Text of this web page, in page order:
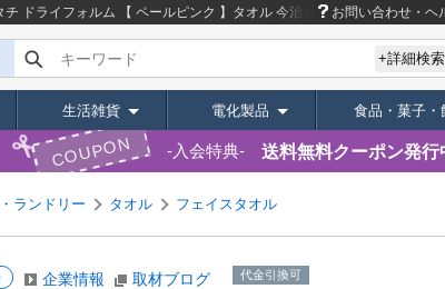
ドライフォルム 【 ペールピンク 】タオル 今治 商品ページ｜卸・仕
お問い合わせ・ヘ
キーワード +詳細検索
生活雑貨 電化製品 食品・菓子・
COUPON 入会特典 送料無料クーポン発行
ランドリー タオル フェイスタオル
企業情報 取材ブログ 代金引換可